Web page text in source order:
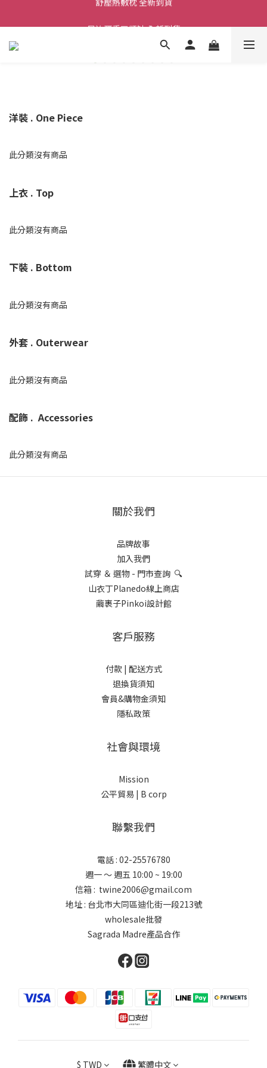
尼泊爾手工頌缽 全新到貨
2026  春夏服飾 全新系列到貨
洋裝 . One Piece
此分類沒有商品
上衣 . Top
此分類沒有商品
下裝 . Bottom
此分類沒有商品
外套 . Outerwear
此分類沒有商品
配飾 . Accessories
此分類沒有商品
關於我們
品牌故事
加入我們
試穿 ＆ 選物 - 門市查詢 🔍
山衣丁Planedo線上商店
繭裹子Pinkoi設計館
客戶服務
付款 | 配送方式
退換貨須知
會員&購物金須知
隱私政策
社會與環境
Mission
公平貿易 | B corp
聯繫我們
電話 : 02-25576780
週一 ～ 週五 10:00 ~ 19:00
信箱 : twine2006@gmail.com
地址 : 台北市大同區迪化街一段213號
wholesale批發
Sagrada Madre產品合作
$ TWD 繁體中文